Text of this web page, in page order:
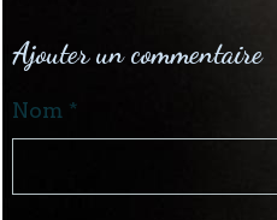
Ajouter un commentaire
Nom